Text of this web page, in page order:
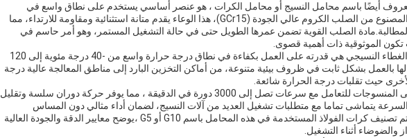
أيضًا باسم محامل النسيج أو محامل الكرات ، هو عنصر أساسي يستخدم على نطاق واسع في
مختلف تطبيقات آلات النسيج.المصنوع من الصلب الكروم عالي الجودة (GCr15)، هذا الوعاء يقدم متانة استثنائية ومقاومة للارتداء، مما
المطالبة.مادة الصلب القوية تضمن عمرها الطويل حتى في حالة التشغيل المستمر، وهو أمر حاسم في
الموثوقية ذات أهمية قصوى.
إحدى المزايا الرئيسية لحامل الغطاء النسيجي هي قدرته على العمل بكفاءة في نطاق درجة حرارة واسع من -40 درجة مئوية إلى 120
بالعمل بشكل ثابت في ظروف بيئية متنوعة، من أماكن التخزين البارد إلى مناطق المعالجة عالية درجة
حيث تقلبات درجة الحرارة شائعة.
تم تصميم المحامل القائمة على المنسوجات للتعامل مع سرعات تصل إلى 3000 دورة في الدقيقة ، مما يوفر حركة دوران سلسة وتقليل
يتماشى تماما مع متطلبات تشغيل العديد من آلات النسيج، لضمان أداء مثالي دون المساس
بالسلامة أو سلامة المحامل. يتم تصنيف كرات الفولاذ المستخدمة في هذه المحامل باسم G10 أو G5 ،يوضح معايير الدقة والجودة العالية
والضوضاء أثناء التشغيل.